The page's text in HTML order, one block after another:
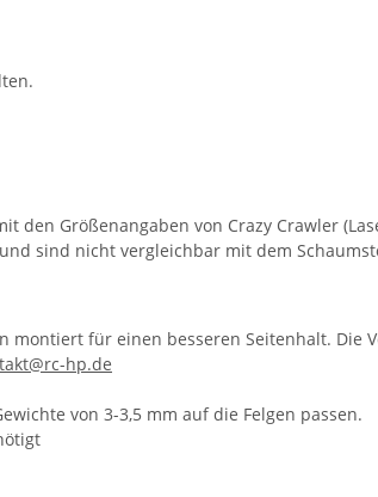
den Größenangaben von Crazy Crawler
sind nicht vergleichbar mit dem
montiert für einen besseren Seitenhalt. Die
hp.de
von 3-3,5 mm auf die Felgen passen.